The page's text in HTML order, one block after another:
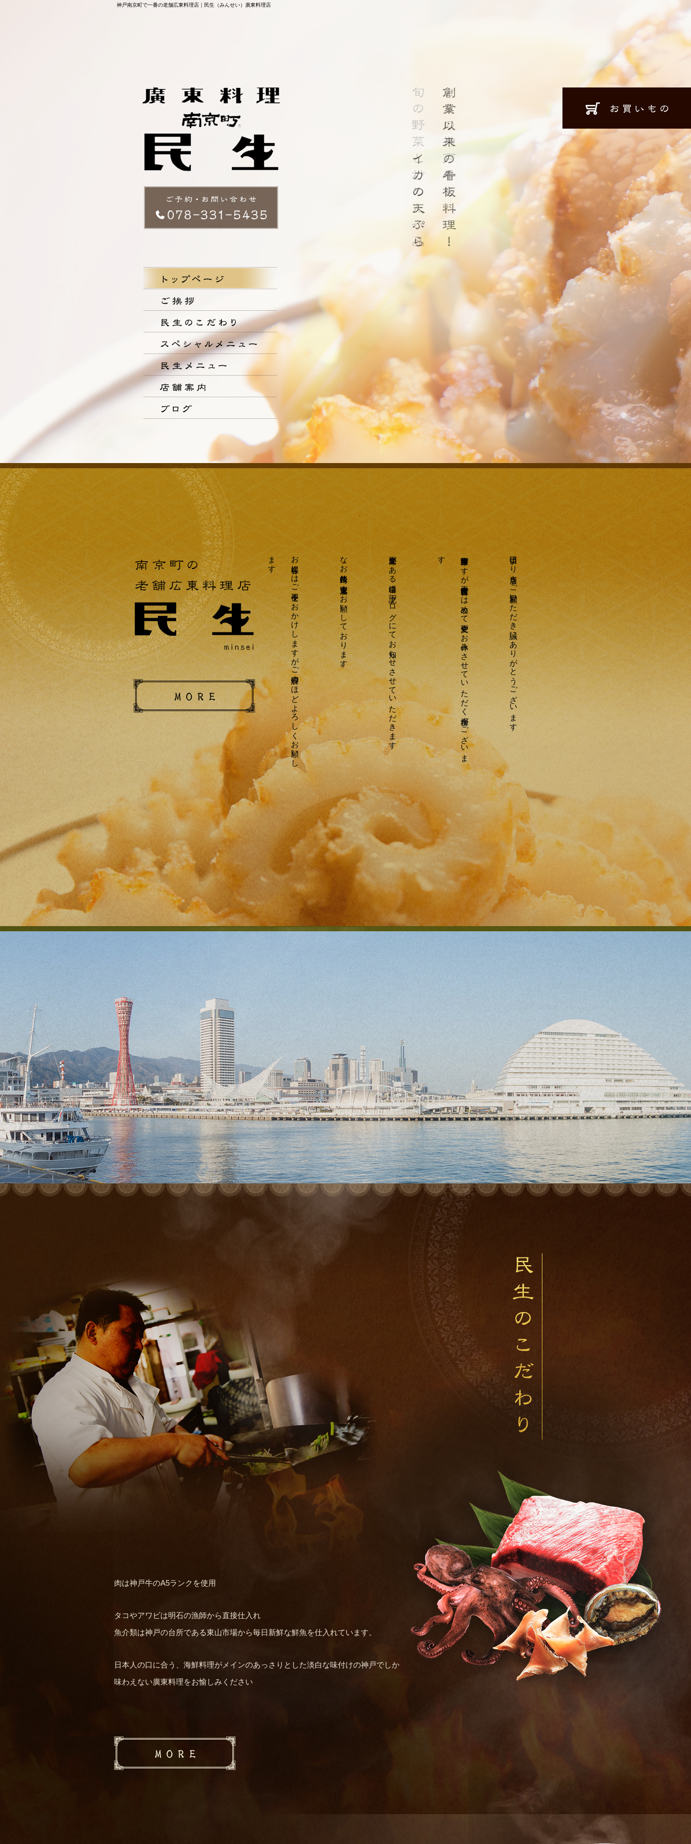
神戸南京町で一番の老舗広東料理店｜民生（みんせい）廣東料理店
日頃より当店をご愛顧いただき誠にありがとうございます
宣言解除中で
す
が
再度宣言時営に
は
改め
て
変更や
お
休み
さ
せ
て
い
た
だ
く
場合が
ご
ざ
い
ま
す
変更等がある場合は下記ブログにてお知らせさせていただきます
なお午後八時に完全退店をお願いしております。
お
客様に
は
ご
不便を
お
か
け
し
ま
す
が
ご
理解の
ほ
ど
よ
ろ
し
く
お
願い
し
ま
す
肉は神戸牛のA5ランクを使用
タコやアワビは明石の漁師から直接仕入れ
魚介類は神戸の台所である東山市場から毎日新鮮な鮮魚を仕入れています。
日本人の口に合う、海鮮料理がメインのあっさりとした淡白な味付けの神戸でしか
味わえない廣東料理をお愉しみください